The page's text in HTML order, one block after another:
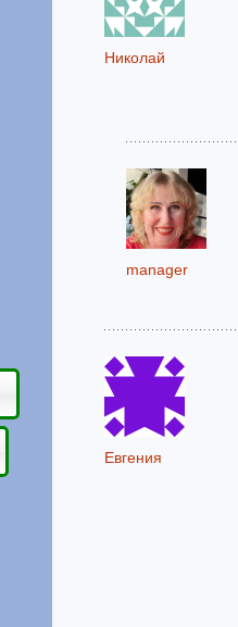
Николай
manager
Евгения